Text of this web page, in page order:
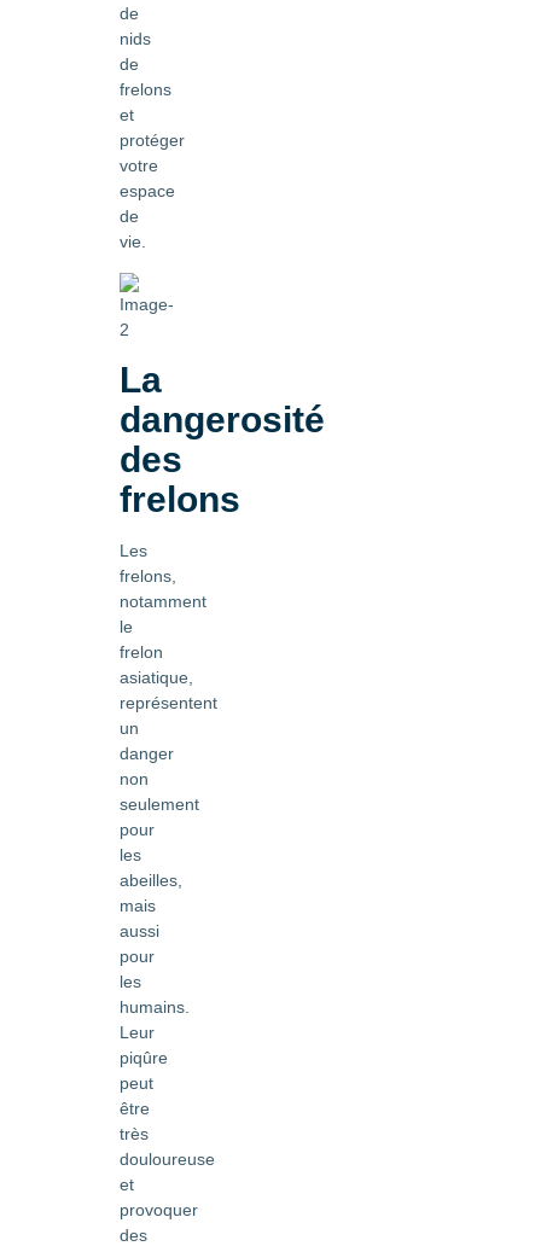
de
nids
de
frelons
et
protéger
votre
espace
de
vie.
La
dangerosité
des
frelons
Les
frelons,
notamment
le
frelon
asiatique,
représentent
un
danger
non
seulement
pour
les
abeilles,
mais
aussi
pour
les
humains.
Leur
piqûre
peut
être
très
douloureuse
et
provoquer
des